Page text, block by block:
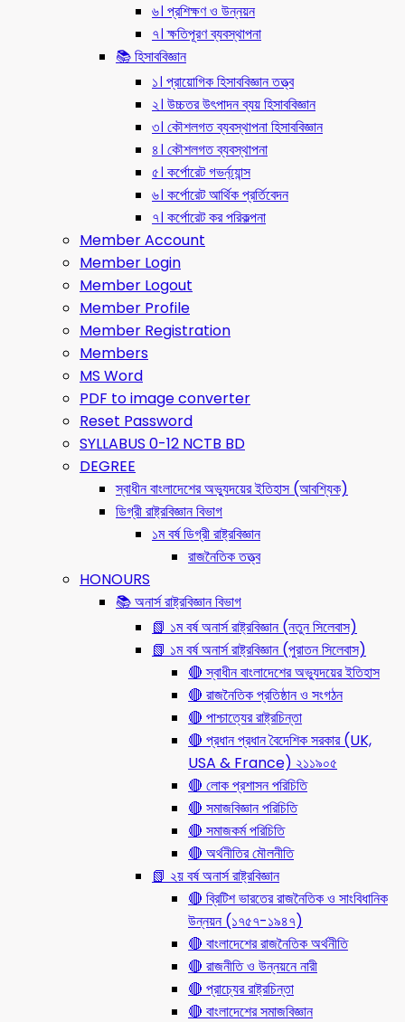
৬। প্রশিক্ষণ ও উন্নয়ন
৭। ক্ষতিপূরণ ব্যবস্থাপনা
📚 হিসাববিজ্ঞান
১। প্রায়োগিক হিসাববিজ্ঞান তত্ত্ব
২। উচ্চতর উৎপাদন ব্যয় হিসাববিজ্ঞান
৩। কৌশলগত ব্যবস্থাপনা হিসাববিজ্ঞান
৪। কৌশলগত ব্যবস্থাপনা
৫। কর্পোরেট গভর্ন্য্যান্স
৬। কর্পোরেট আর্থিক প্রর্তিবেদন
৭। কর্পোরেট কর পরিকল্পনা
Member Account
Member Login
Member Logout
Member Profile
Member Registration
Members
MS Word
PDF to image converter
Reset Password
SYLLABUS 0-12 NCTB BD
DEGREE
স্বাধীন বাংলাদেশের অভ্যুদয়ের ইতিহাস (আবশ্যিক)
ডিগ্রী রাষ্ট্রবিজ্ঞান বিভাগ
১ম বর্ষ ডিগ্রী রাষ্ট্রবিজ্ঞান
রাজনৈতিক তত্ত্ব
HONOURS
📚 অনার্স রাষ্ট্রবিজ্ঞান বিভাগ
📗 ১ম বর্ষ অনার্স রাষ্ট্রবিজ্ঞান (নতুন সিলেবাস)
📗 ১ম বর্ষ অনার্স রাষ্ট্রবিজ্ঞান (পুরাতন সিলেবাস)
🔴 স্বাধীন বাংলাদেশের অভ্যুদয়ের ইতিহাস
🔴 রাজনৈতিক প্রতিষ্ঠান ও সংগঠন
🔴 পাশ্চাত্যের রাষ্ট্রচিন্তা
🔴 প্রধান প্রধান বৈদেশিক সরকার (UK,
USA & France) ২১১৯০৫
🔴 লোক প্রশাসন পরিচিতি
🔴 সমাজবিজ্ঞান পরিচিতি
🔴 সমাজকর্ম পরিচিতি
🔴 অর্থনীতির মৌলনীতি
📗 ২য় বর্ষ অনার্স রাষ্ট্রবিজ্ঞান
🔴 ব্রিটিশ ভারতের রাজনৈতিক ও সাংবিধানিক
উন্নয়ন (১৭৫৭-১৯৪৭)
🔴 বাংলাদেশের রাজনৈতিক অর্থনীতি
🔴 রাজনীতি ও উন্নয়নে নারী
🔴 প্রাচ্যের রাষ্ট্রচিন্তা
🔴 বাংলাদেশের সমাজবিজ্ঞান